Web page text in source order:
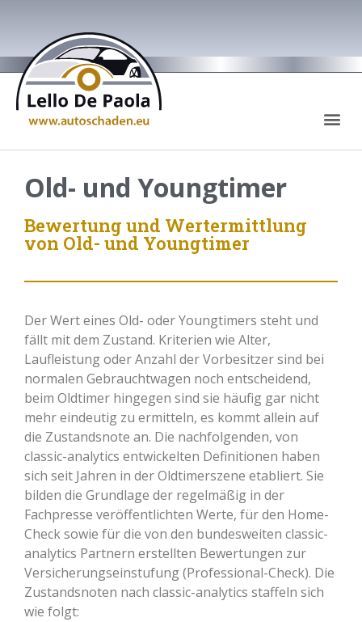
Old- und Youngtimer
Bewertung und Wertermittlung
von Old- und Youngtimer
Der Wert eines Old- oder Youngtimers steht und
fällt mit dem Zustand. Kriterien wie Alter,
Laufleistung oder Anzahl der Vorbesitzer sind bei
normalen Gebrauchtwagen noch entscheidend,
beim Oldtimer hingegen sind sie häufig gar nicht
mehr eindeutig zu ermitteln, es kommt allein auf
die Zustandsnote an. Die nachfolgenden, von
classic-analytics entwickelten Definitionen haben
sich seit Jahren in der Oldtimerszene etabliert. Sie
bilden die Grundlage der regelmäßig in der
Fachpresse veröffentlichten Werte, für den Home-
Check sowie für die von den bundesweiten classic-
analytics Partnern erstellten Bewertungen zur
Versicherungseinstufung (Professional-Check). Die
Zustandsnoten nach classic-analytics staffeln sich
wie folgt: